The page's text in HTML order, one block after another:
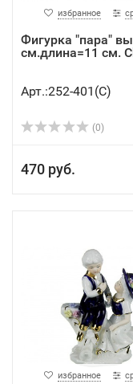
избранное
Фигурка "пара"
см.длина=11 см.
Арт.:252-401(C)
(0)
470 руб.
избранное